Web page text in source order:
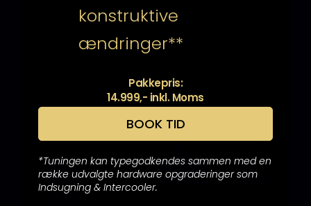
konstruktive
ændringer**
Pakkepris:
14.999,- inkl. Moms
BOOK TID
*Tuningen kan typegodkendes sammen med en
række udvalgte hardware opgraderinger som
Indsugning & Intercooler.